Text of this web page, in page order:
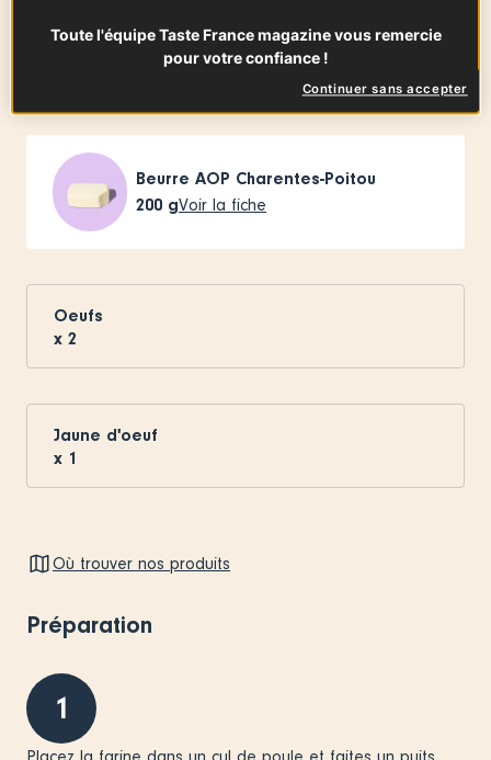
Sel
Beurre AOP Charentes-Poitou
200 gVoir la fiche
Oeufs
x 2
Jaune d'oeuf
x 1
Où trouver nos produits
Préparation
1
Toute l'équipe Taste France magazine vous remercie
pour votre confiance !
Continuer sans accepter